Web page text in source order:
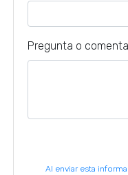
Pregunta o
Al enviar esta